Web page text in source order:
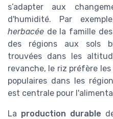
s’adapter aux
d'humidité. Par
herbacée de la famille
des régions aux sols
trouvées dans les
revanche, le riz préfère
populaires dans les
est centrale pour
La production durable